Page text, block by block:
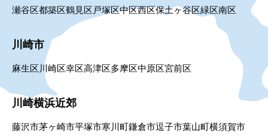
瀬谷区都築区鶴見区 戸塚区中区西区保土ヶ谷区緑区南区
川崎市
麻生区 川崎区幸区高津区多摩区中原区宮前区
川崎横浜近郊
藤沢市茅ヶ崎市平塚市寒川町鎌倉市逗子市葉山町横須賀市